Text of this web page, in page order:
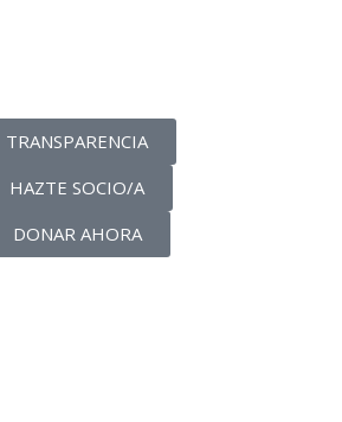
TRANSPARENCIA
HAZTE SOCIO/A
DONAR AHORA